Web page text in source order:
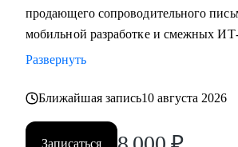
• Составить резюме и
подготовиться к собеседованию и
задания
близких к реальным
• Изучить основные инструменты или
мобильной работке под iOS
продающего сопроводительного
мобильной разработке и смежных
Развернуть
Ближайшая запись10 августа 2026
Записаться